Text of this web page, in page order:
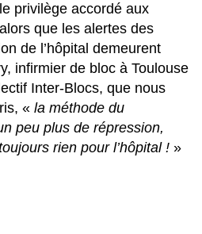
privilège accordé aux
que les alertes des
de l’hôpital demeurent
infirmier de bloc à Toulouse
Inter-Blocs, que nous
« la méthode du
peu plus de répression,
rien pour l’hôpital ! »